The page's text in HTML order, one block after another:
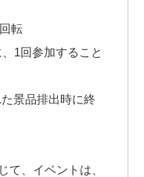
転⠀
1回参加すること
景品排出時に終
、イベントは、